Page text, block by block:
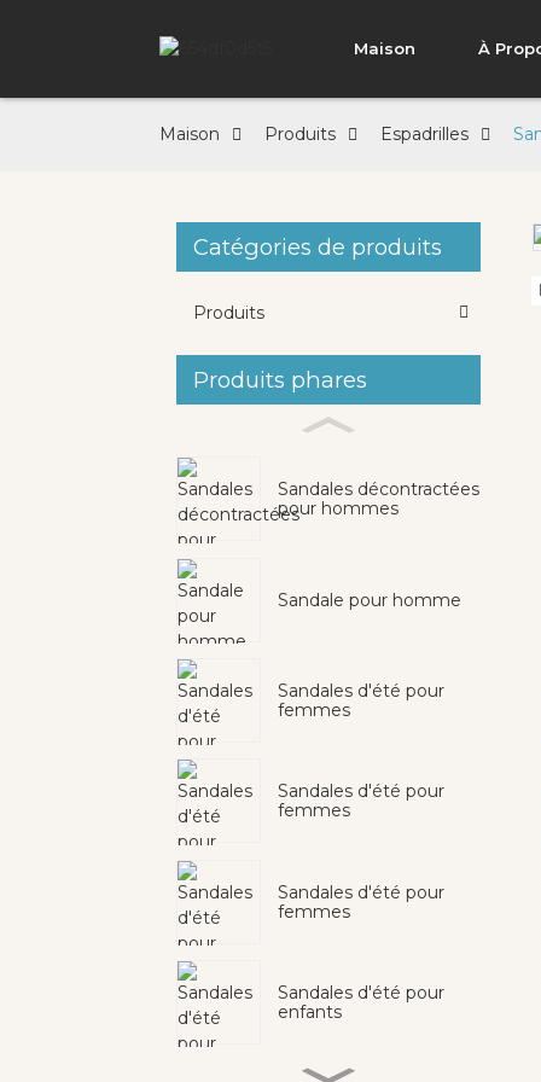
Maison À
Maison Produits Espadrilles
Catégories de produits
Produits
Produits phares
Sandales décontractées
pour hommes
Sandale pour homme
Sandales d'été pour
femmes
Sandales d'été pour
femmes
Sandales d'été pour
femmes
Sandales d'été pour
enfants
Loading...
Loading...